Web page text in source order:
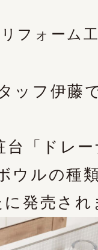
リフォーム
ッフ伊藤
台「ドレ
ウルの種
発売され